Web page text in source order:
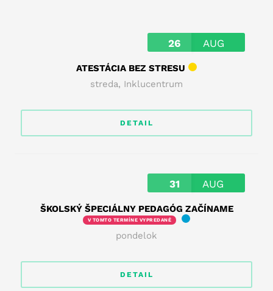
26 AUG
ATESTÁCIA BEZ STRESU
streda, Inklucentrum
DETAIL
31 AUG
ŠKOLSKÝ ŠPECIÁLNY PEDAGÓG ZAČÍNAME
V TOMTO TERMÍNE VYPREDANÉ
pondelok
DETAIL